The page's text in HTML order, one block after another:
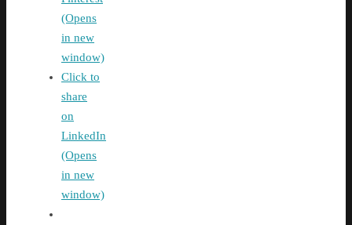
(Opens
in new
window)
Click to
share
on
LinkedIn
(Opens
in new
window)